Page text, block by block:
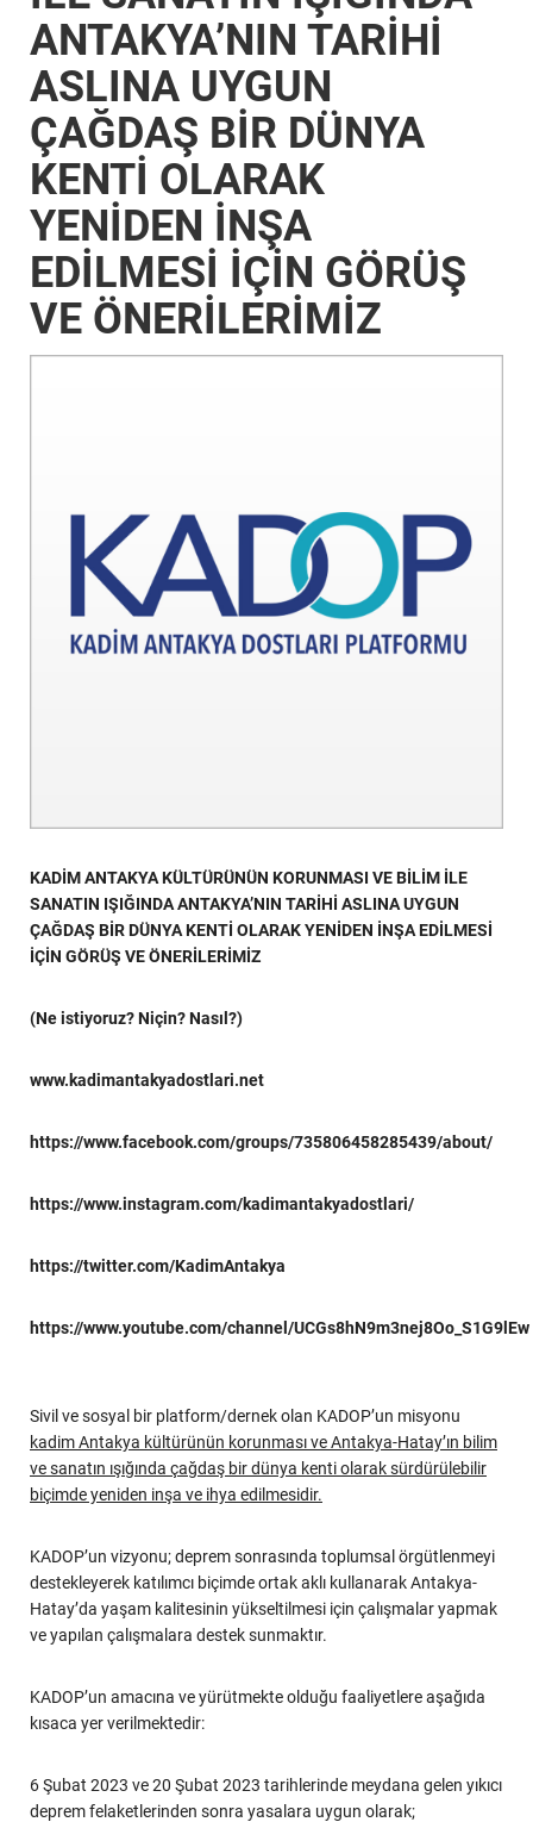
ANTAKYA’NIN TARİHİ
ASLINA UYGUN
ÇAĞDAŞ BİR DÜNYA
KENTİ OLARAK
YENİDEN İNŞA
EDİLMESİ İÇİN GÖRÜŞ
VE ÖNERİLERİMİZ
KADİM ANTAKYA KÜLTÜRÜNÜN KORUNMASI VEBİLİM İLE
SANATIN IŞIĞINDA ANTAKYA’NIN TARİHİ ASLINA UYGUN
ÇAĞDAŞ BİR DÜNYA KENTİ OLARAK YENİDEN İNŞA EDİLMESİ
İÇİN GÖRÜŞ VE ÖNERİLERİMİZ
(Ne istiyoruz? Niçin? Nasıl?)
www.kadimantakyadostlari.net
https://www.facebook.com/groups/735806458285439/about/
https://www.instagram.com/kadimantakyadostlari/
https://twitter.com/KadimAntakya
https://www.youtube.com/channel/UCGs8hN9m3nej8Oo_S1G9lEw
Sivil ve sosyal bir platform/dernek olan KADOP’un misyonu
kadim Antakya kültürünün korunması ve Antakya-Hatay’ın bilim
ve sanatın ışığında çağdaş bir dünya kenti olarak sürdürülebilir
biçimde yeniden inşa ve ihya edilmesidir.
KADOP’un vizyonu; deprem sonrasında toplumsal örgütlenmeyi
destekleyerek katılımcı biçimde ortak aklı kullanarak Antakya-
Hatay’da yaşam kalitesinin yükseltilmesi için çalışmalar yapmak
ve yapılan çalışmalara destek sunmaktır.
KADOP’un amacına ve yürütmekte olduğu faaliyetlere aşağıda
kısaca yer verilmektedir:
6 Şubat 2023 ve 20 Şubat 2023 tarihlerinde meydana gelen yıkıcı
deprem felaketlerinden sonra yasalara uygun olarak;